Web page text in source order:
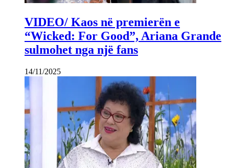
VIDEO/ Kaos në premierën e
“Wicked: For Good”, Ariana Grande
sulmohet nga një fans
14/11/2025